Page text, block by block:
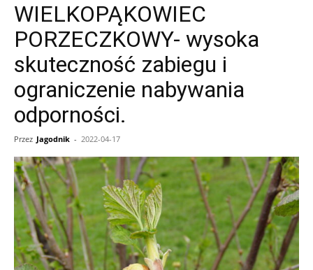
WIELKOPĄKOWIEC
PORZECZKOWY- wysoka
skuteczność zabiegu i
ograniczenie nabywania
odporności.
Przez Jagodnik - 2022-04-17